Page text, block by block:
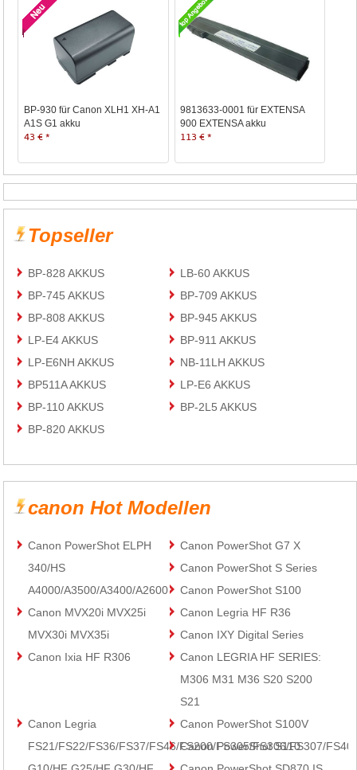
BP-930 für Canon XLH1 XH-A1
A1S G1 akku
43 € *
9813633-0001 für EXTENSA
900 EXTENSA akku
113 € *
Topseller
BP-828 AKKUS
LB-60 AKKUS
BP-745 AKKUS
BP-709 AKKUS
BP-808 AKKUS
BP-945 AKKUS
LP-E4 AKKUS
BP-911 AKKUS
LP-E6NH AKKUS
NB-11LH AKKUS
BP511A AKKUS
LP-E6 AKKUS
BP-110 AKKUS
BP-2L5 AKKUS
BP-820 AKKUS
canon Hot Modellen
Canon PowerShot ELPH
340/HS
A4000/A3500/A3400/A2600
Canon PowerShot G7 X
Canon PowerShot S Series
Canon PowerShot S100
Canon MVX20i MVX25i
MVX30i MVX35i
Canon Legria HF R36
Canon IXY Digital Series
Canon Ixia HF R306
Canon LEGRIA HF SERIES:
M306 M31 M36 S20 S200
S21
Canon Legria
FS21/FS22/FS36/FS37/FS46/FS200/FS305/FS306/FS307/
Canon PowerShot S100V
Canon PowerShot S110